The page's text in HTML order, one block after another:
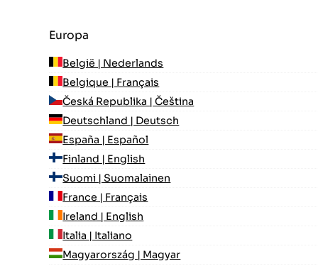
Europa
België | Nederlands
Belgique | Français
Česká Republika | Čeština
Deutschland | Deutsch
España | Español
Finland | English
Suomi | Suomalainen
France | Français
Ireland | English
Italia | Italiano
Magyarország | Magyar